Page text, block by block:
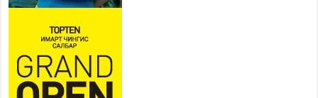
АЧААГ ХЭРХЭН ХӨНГӨЛСНӨӨР ДҮГНЭНЭ
2026 оны 7 сар 21 / 10 цаг 09 минут
Байнгын хорооны дарга М.Мандхай Цөлжилттэй
тэмцэх тухай НҮБ-ын конвенцын талуудын 17
дугаар бага хурал (СОР17)-ын бэлтгэл ажлын
явцтай танилцлаа